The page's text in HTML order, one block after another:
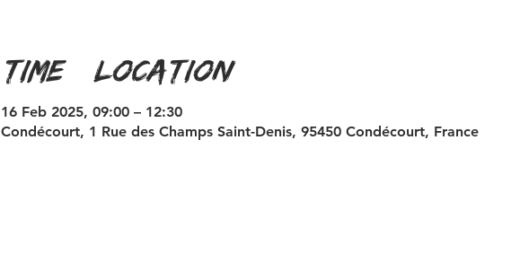
Time & Location
16 Feb 2025, 09:00 – 12:30
Condécourt, 1 Rue des Champs Saint-Denis, 95450 Condécourt, France